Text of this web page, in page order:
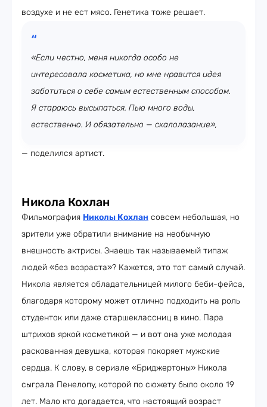
воздухе и не ест мясо. Генетика тоже решает.
«Если честно, меня никогда особо не
интересовала косметика, но мне нравится идея
заботиться о себе самым естественным способом.
Я стараюсь высыпаться. Пью много воды,
естественно. И обязательно — скалолазание»,
— поделился артист.
Никола Кохлан
Фильмография Николы Кохлан совсем небольшая, но
зрители уже обратили внимание на необычную
внешность актрисы. Знаешь так называемый типаж
людей «без возраста»? Кажется, это тот самый случай.
Никола является обладательницей милого беби-фейса,
благодаря которому может отлично подходить на роль
студенток или даже старшеклассниц в кино. Пара
штрихов яркой косметикой — и вот она уже молодая
раскованная девушка, которая покоряет мужские
сердца. К слову, в сериале «Бриджертоны» Никола
сыграла Пенелопу, которой по сюжету было около 19
лет. Мало кто догадается, что настоящий возраст